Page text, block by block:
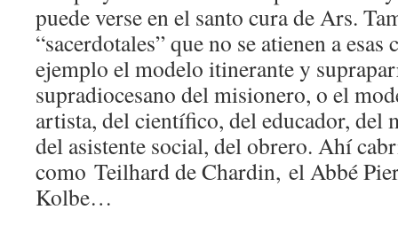
puede verse en el santo cura de Ars.
“sacerdotales” que no se atienen a
ejemplo el modelo itinerante y
supradiocesano del misionero, o el
artista, del científico, del educador, del
del asistente social, del obrero. Ahí
como Teilhard de Chardin, el Abbé
Kolbe…